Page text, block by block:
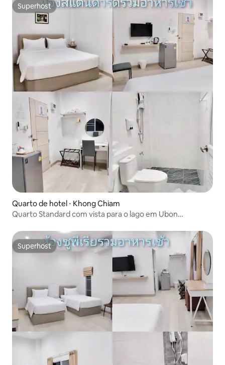
Superhost
Superhost
Quarto de hotel ⋅ Khong Chiam
Quarto Standard com vista para o lago em Ubon
Superhost
Superhost